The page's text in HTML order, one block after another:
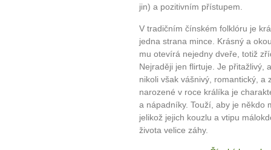
jin) a pozitivním přístupem.
V tradičním čínském folklóru je
jedna strana mince. Krásný a
mu otevírá nejedny dveře, totiž
Nejraději jen flirtuje. Je přitažlivý,
nikoli však vášnivý, romantický, a
narozené v roce králíka je
a nápadníky. Touží, aby je někdo
jelikož jejich kouzlu a vtipu
života velice záhy.